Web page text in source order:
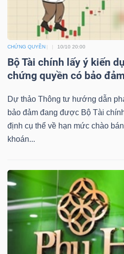
CHỨNG QUYỀN 10/10 20:00
Bộ Tài chính lấy ý kiến
chứng quyền có bảo đảm
Dự thảo Thông tư hướng dẫn
bảo đảm đang được Bộ Tài
định cụ thể về hạn mức chào
khoán...
TIÊU
DÙNG
KHỎE